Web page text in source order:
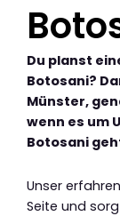
Du planst
Botosani?
Münster,
wenn es um
Botosani
Unser
Seite und